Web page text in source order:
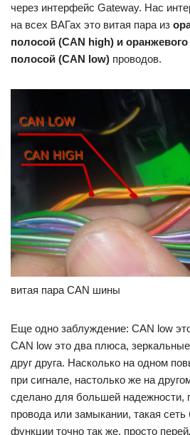
через интерфейс Gateway. Нас
на всех ВАГах это витая пара из
полосой (CAN high) и
полосой (CAN low) проводов.
витая пара CAN шины
Еще одно заблуждение: CAN low
CAN low это два плюса,
друг друга. Насколько на одном
при сигнале, настолько же на
сделано для большей надежности,
провода или замыкании, такая
функции точно так же, просто